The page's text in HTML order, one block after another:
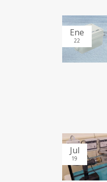
Ene
22
Jul
19